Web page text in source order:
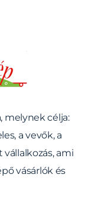
melynek célja:
a vevők, a
ami
vásárlók és